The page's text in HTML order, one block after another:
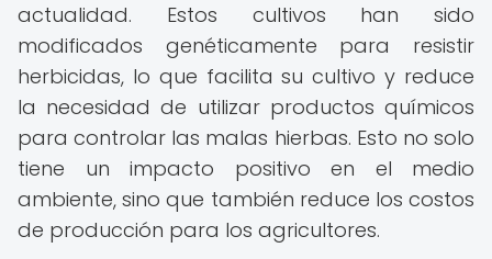
actualidad. Estos cultivos han sido
modificados genéticamente para resistir
herbicidas, lo que facilita su cultivo y reduce
la necesidad de utilizar productos químicos
para controlar las malas hierbas. Esto no solo
tiene un impacto positivo en el medio
ambiente, sino que también reduce los costos
de producción para los agricultores.